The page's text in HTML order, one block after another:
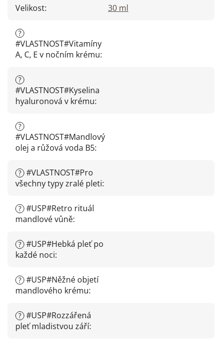
Velikost: 30 ml
?
#VLASTNOST#Vitamíny
A, C, E v nočním krému:
?
#VLASTNOST#Kyselina
hyaluronová v krému:
?
#VLASTNOST#Mandlový
olej a růžová voda B5:
? #VLASTNOST#Pro
všechny typy zralé pleti:
? #USP#Retro rituál
mandlové vůně:
? #USP#Hebká pleť po
každé noci:
? #USP#Něžné objetí
mandlového krému:
? #USP#Rozzářená
pleť mladistvou září: